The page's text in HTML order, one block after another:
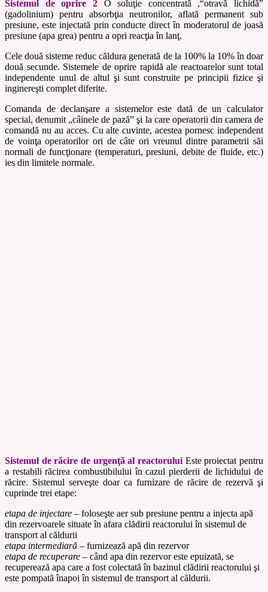
Sistemul de oprire 2O soluţie concentrată ,“otravă lichidă”
(gadolinium) pentru absorbţia neutronilor, aflată permanent sub
presiune, este injectată prin conducte direct în moderatorul de joasă
presiune (apa grea) pentru a opri reacţia în lanţ.
Cele două sisteme reduc căldura generată de la 100% la 10% în doar
două secunde. Sistemele de oprire rapidă ale reactoarelor sunt total
independente unul de altul şi sunt construite pe principii fizice şi
inginereşti complet diferite.
Comanda de declanşare a sistemelor este dată de un calculator
special, denumit „câinele de pază” şi la care operatorii din camera de
comandă nu au acces. Cu alte cuvinte, acestea pornesc independent
de voinţa operatorilor ori de câte ori vreunul dintre parametrii săi
normali de funcţionare (temperaturi, presiuni, debite de fluide, etc.)
ies din limitele normale.
Sistemul de răcire de urgenţă al reactorului Este proiectat pentru
a restabili răcirea combustibilului în cazul pierderii de lichidului de
răcire. Sistemul serveşte doar ca furnizare de răcire de rezervă şi
cuprinde trei etape:
etapa de injectare – foloseşte aer sub presiune pentru a injecta apă
din rezervoarele situate în afara clădirii reactorului în sistemul de
transport al căldurii
etapa intermediară – furnizează apă din rezervor
etapa de recuperare – când apa din rezervor este epuizată, se
recuperează apa care a fost colectată în bazinul clădirii reactorului şi
este pompată înapoi în sistemul de transport al căldurii.